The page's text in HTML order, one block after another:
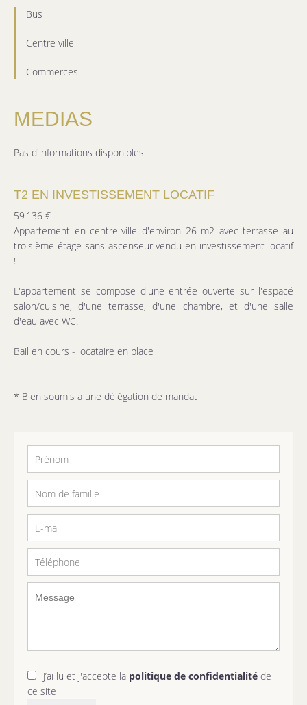
Bus
Centre ville
Commerces
MEDIAS
Pas d'informations disponibles
T2 EN INVESTISSEMENT LOCATIF
59 136 €
Appartement en centre-ville d'environ 26 m2 avec terrasse au
troisième étage sans ascenseur vendu en investissement locatif
!
L'appartement se compose d'une entrée ouverte sur l'espacé
salon/cuisine, d'une terrasse, d'une chambre, et d'une salle
d'eau avec WC.
Bail en cours - locataire en place
* Bien soumis a une délégation de mandat
J’ai lu et j'accepte la politique de confidentialité de
ce site